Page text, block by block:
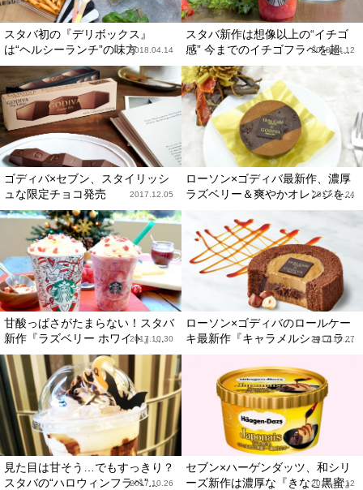
スタバ初の『デリボックス』
は“ヘルシーランチ”の味方2018.04.14
スタバ新作は想像以上の“イチゴ
感” 今までのイチゴフラペを超...
2018.04.12
ゴディバ×セブン、スタイリッシ
ュな限定チョコ発売
2017.12.05
ローソン×ゴディバ最新作、濃厚
ラズベリー＆爽やかオレンジを...
2017.11.24
甘酸っぱさがたまらない！スタバ
新作『ラズベリー ホワイト』...
2017.10.30
ローソン×ゴディバのロールケー
キ最新作『キャラメルショコラ...
2017.10.27
見た目は甘そう…でもすっきり？
スタバの“ハロウィンフラペ”...
2017.10.26
セブン×ハーゲンダッツ、和シリ
ーズ新作は濃厚な『きなこ黒蜜』
2017.10.12